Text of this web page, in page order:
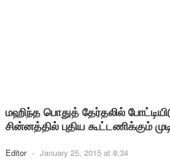
மஹிந்த பொதுத் தேர்தலில்
சின்னத்தில் புதிய கூட்டணிக்கும்
Editor - January 25, 2015 at 8:34